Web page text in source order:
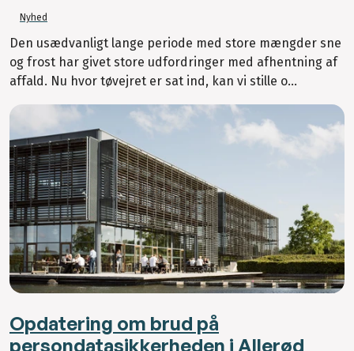
Nyhed
Den usædvanligt lange periode med store mængder sne
og frost har givet store udfordringer med afhentning af
affald. Nu hvor tøvejret er sat ind, kan vi stille o...
Opdatering om brud på
persondatasikkerheden i Allerød